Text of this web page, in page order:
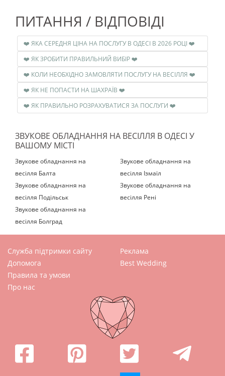
ПИТАННЯ / ВІДПОВІДІ
❤️ ЯКА СЕРЕДНЯ ЦІНА НА ПОСЛУГУ В ОДЕСІ В 2026 РОЦІ ❤️
❤️ ЯК ЗРОБИТИ ПРАВИЛЬНИЙ ВИБІР ❤️
❤️ КОЛИ НЕОБХІДНО ЗАМОВЛЯТИ ПОСЛУГУ НА ВЕСІЛЛЯ ❤️
❤️ ЯК НЕ ПОПАСТИ НА ШАХРАЇВ ❤️
❤️ ЯК ПРАВИЛЬНО РОЗРАХУВАТИСЯ ЗА ПОСЛУГИ ❤️
ЗВУКОВЕ ОБЛАДНАННЯ НА ВЕСІЛЛЯ В ОДЕСІ У
ВАШОМУ МІСТІ
Звукове обладнання на
весілля Балта
Звукове обладнання на
весілля Ізмаїл
Звукове обладнання на
весілля Подільськ
Звукове обладнання на
весілля Рені
Звукове обладнання на
весілля Болград
Служба підтримки сайту
Допомога
Правила та умови
Про нас
Реклама
Best Wedding